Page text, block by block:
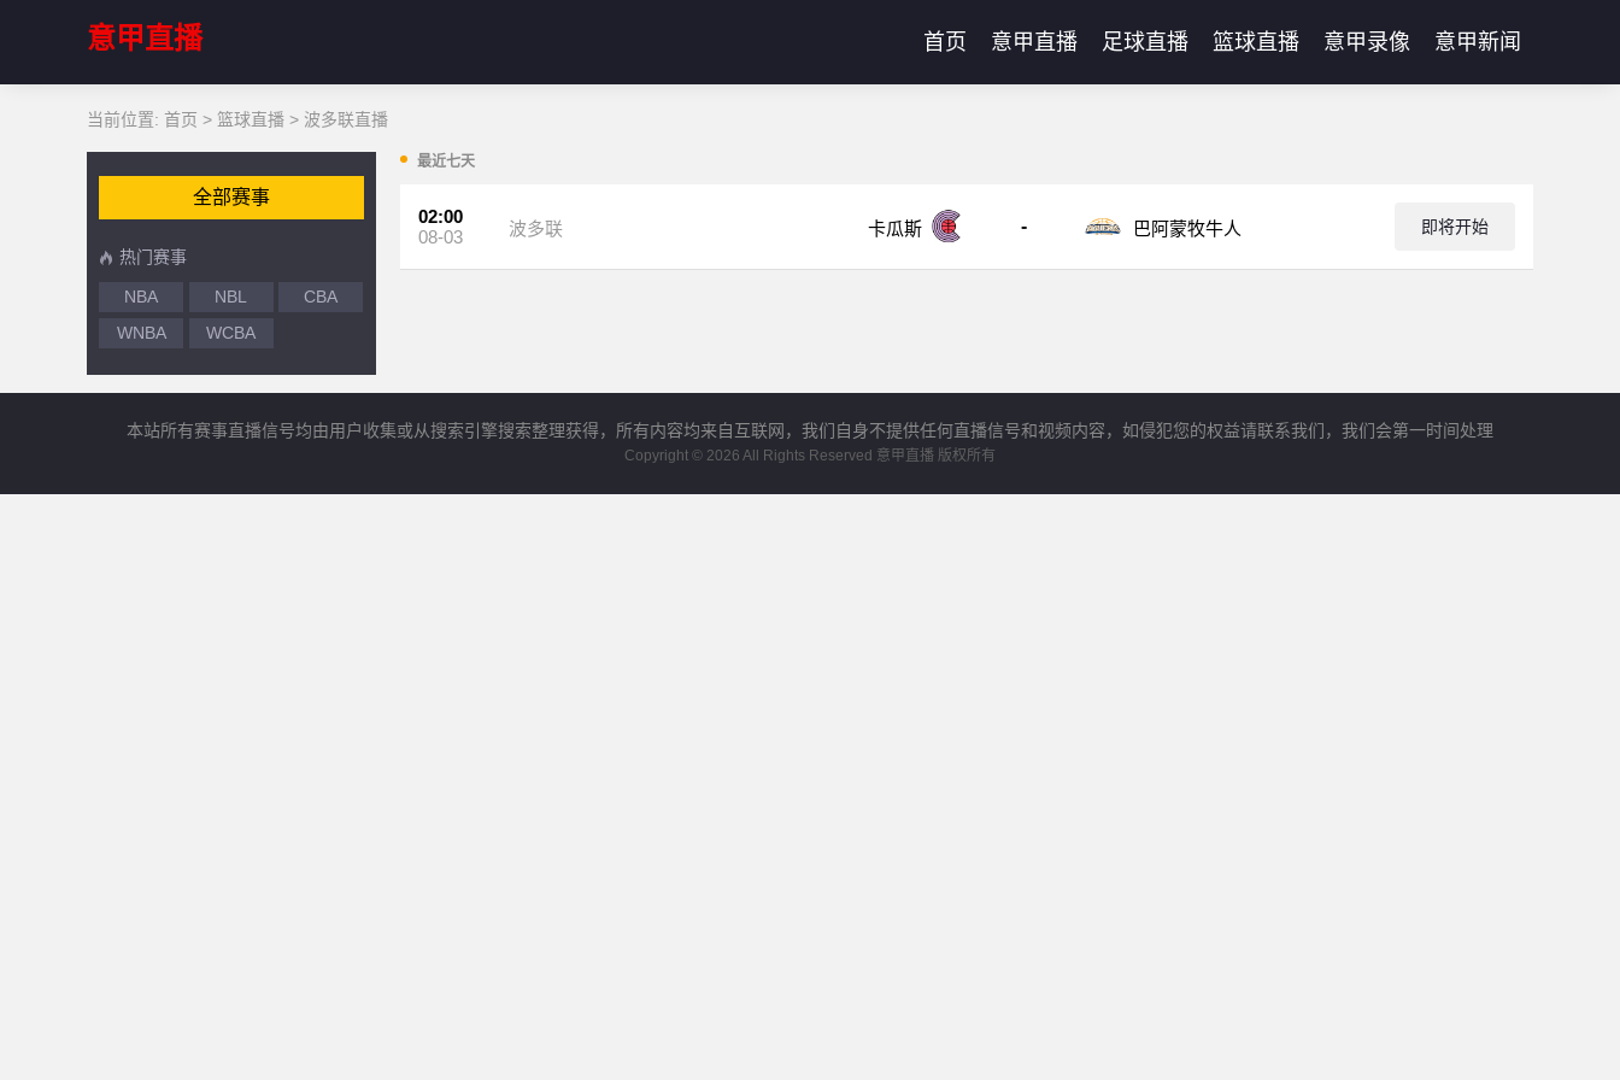
意甲直播 首页 意甲直播 足球直播 篮球直播 意甲录像 意甲新闻
当前位置: 首页 > 篮球直播 > 波多联直播
全部赛事
热门赛事
NBA NBL
CBA
WNBA
WCBA
最近七天
02:00
08-03
波多联 卡瓜斯 - 巴阿蒙牧牛人 即将开始
本站所有赛事直播信号均由用户收集或从搜索引擎搜索整理获得，所有内容均来自互联网，我们自身不提供任何直播信号和视频内容，如侵犯您的权益请联系我们，我们会第一时间处理
Copyright © 2026 All Rights Reserved 意甲直播 版权所有